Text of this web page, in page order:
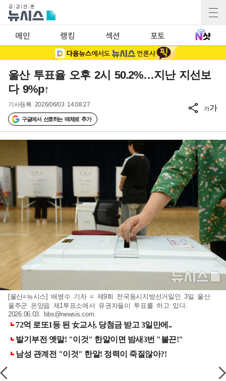
메인 랭킹 섹션 포토
울산 투표율 오후 2시 50.2%…지난 지선보
다 9%p↑
기사등록 2026/06/03 14:08:27
구글에서 선호하는 매체로 추가
가가
[울산=뉴시스] 배병수 기자 = 제9회 전국동시지방선거일인 3일 울산
울주군 온양읍 제1투표소에서 유권자들이 투표를 하고 있다.
2026.06.03. bbs@newsis.com.